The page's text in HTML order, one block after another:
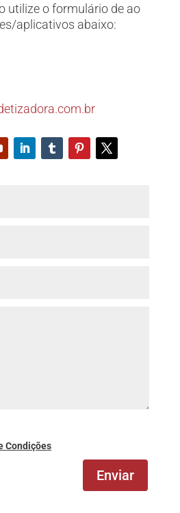
utilize o formulário de ao
aplicativos abaixo:
Condições
Enviar